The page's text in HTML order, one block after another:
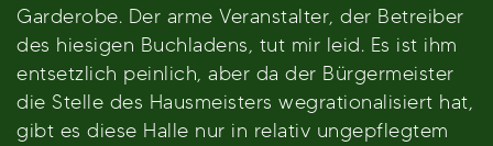
Garderobe. Der arme Veranstalter, der Betreiber
des hiesigen Buchladens, tut mir leid. Es ist ihm
entsetzlich peinlich, aber da der Bürgermeister
die Stelle des Hausmeisters wegrationalisiert hat,
gibt es diese Halle nur in relativ ungepflegtem